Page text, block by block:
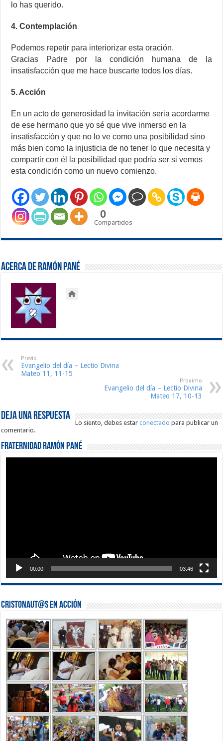
lo has querido.
4. Contemplación
Podemos repetir para interiorizar esta oración.
Gracias Padre por la condición humana de la
insatisfacción que me hace buscarte todos los días.
5. Acción
En un acto de generosidad la invitación seria acordarme
de ese hermano que yo sé que vive inmerso en la
insatisfacción y que no lo ve como una posibilidad sino
más bien como la injusticia de no tener lo que necesita y
compartir con él la posibilidad que podría ser si vemos
esta condición como un nuevo comienzo.
0
Compartidos
Acerca de Ramón Pané
Previo
Evangelio del día – Lectio Divina
Mateo 11, 11-15
Proximo
Evangelio del día – Lectio Divina
Mateo 17, 10-13
Deja una respuesta
Lo siento, debes estarconectado para publicar un
comentario.
Fraternidad Ramón Pané
00:00 03:46
Cristonaut@s en Acción